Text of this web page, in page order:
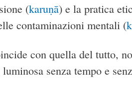
(karuṇā) e la pratica
contaminazioni mentali (
con quella del tutto,
senza tempo e